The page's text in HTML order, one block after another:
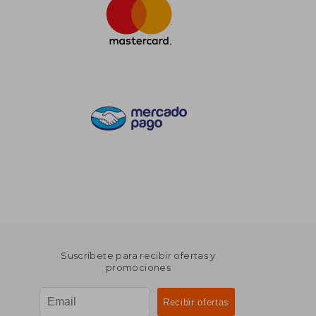
Suscríbete para recibir ofertas y
promociones